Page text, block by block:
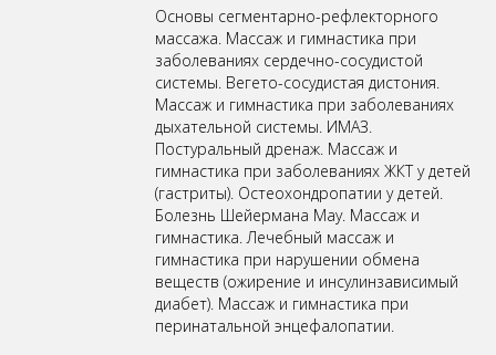
Основы сегментарно-рефлекторного
массажа. Массаж и гимнастика при
заболеваниях сердечно-сосудистой
системы. Вегето-сосудистая дистония.
Массаж и гимнастика при заболеваниях
дыхательной системы. ИМАЗ.
Постуральный дренаж. Массаж и
гимнастика при заболеваниях ЖКТ у детей
(гастриты). Остеохондропатии у детей.
Болезнь Шейермана Мау. Массаж и
гимнастика. Лечебный массаж и
гимнастика при нарушении обмена
веществ (ожирение и инсулинзависимый
диабет). Массаж и гимнастика при
перинатальной энцефалопатии.